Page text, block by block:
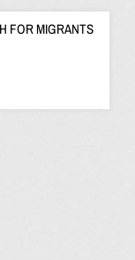
FOR MIGRANTS